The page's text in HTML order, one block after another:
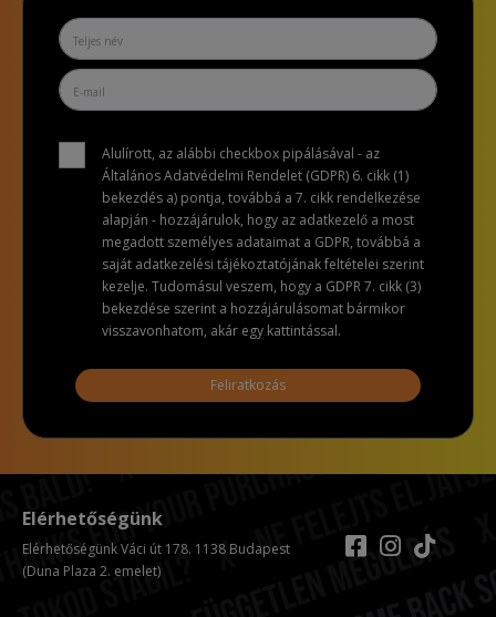
Alulírott, az alábbi checkbox pipálásával - az
Általános Adatvédelmi Rendelet (GDPR) 6. cikk (1)
bekezdés a) pontja, továbbá a 7. cikk rendelkezése
alapján - hozzájárulok, hogy az adatkezelő a most
megadott személyes adataimat a GDPR, továbbá a
saját adatkezelési tájékoztatójának feltételei szerint
kezelje. Tudomásul veszem, hogy a GDPR 7. cikk (3)
bekezdése szerint a hozzájárulásomat bármikor
visszavonhatom, akár egy kattintással.
Feliratkozás
Elérhetőségünk
Elérhetőségünk Váci út 178. 1138 Budapest
(Duna Plaza 2. emelet)